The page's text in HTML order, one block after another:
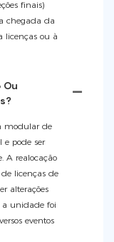
finais)
chegada da
licenças ou à
Ou
modular de
e pode ser
A realocação
licenças de
alterações
unidade foi
eventos